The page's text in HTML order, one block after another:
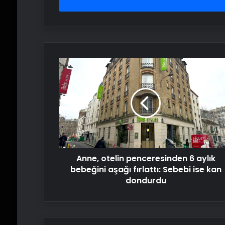
Anne,
otelin
penceresinden
6
aylık
bebeğini
aşağı
fırlattı:
Sebebi
Anne, otelin penceresinden 6 aylık
bebeğini aşağı fırlattı: Sebebi ise kan
dondurdu